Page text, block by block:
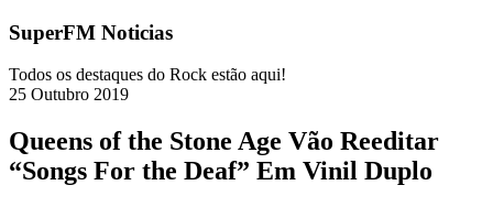
SuperFM Noticias
Todos os destaques do Rock estão aqui!
25 Outubro 2019
Queens of the Stone Age Vão Reeditar
“Songs For the Deaf” Em Vinil Duplo